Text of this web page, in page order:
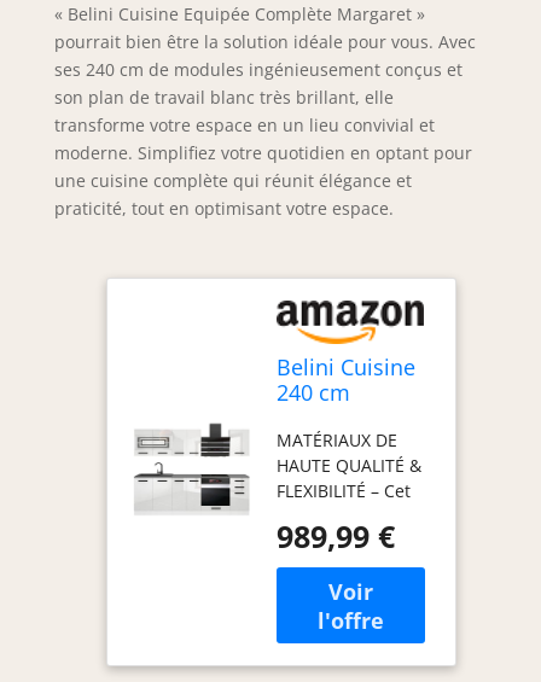
« Belini Cuisine Equipée Complète Margaret »
pourrait bien être la solution idéale pour vous. Avec
ses 240 cm de modules ingénieusement conçus et
son plan de travail blanc très brillant, elle
transforme votre espace en un lieu convivial et
moderne. Simplifiez votre quotidien en optant pour
une cuisine complète qui réunit élégance et
praticité, tout en optimisant votre espace.
Belini Cuisine
240 cm
Plan de Travail,
Blanc Très
Brillant
MATÉRIAUX DE
HAUTE QUALITÉ &
FLEXIBILITÉ – Cet
meubles de
cuisine, fabriqué
en panneaux
décoratifs
Econatura
durables, séduit
989,99 €